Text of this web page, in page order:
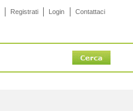
Registrati Login Contattaci